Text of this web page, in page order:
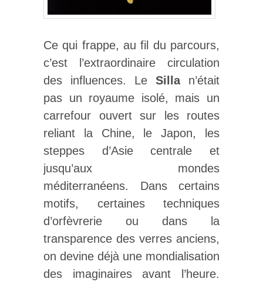
Ce qui frappe, au fil du parcours,
c’est l’extraordinaire circulation
des influences. Le Sillan’était
pas un royaume isolé, mais un
carrefour ouvert sur les routes
reliant la Chine, le Japon, les
steppes d’Asie centrale et
jusqu’aux mondes
méditerranéens. Dans certains
motifs, certaines techniques
d’orfèvrerie ou dans la
transparence des verres anciens,
on devine déjà une mondialisation
des imaginaires avant l’heure.